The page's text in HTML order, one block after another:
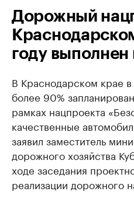
Дорожный
году выполнен
В Краснодарском крае
более 90%
рамках нацпроекта
качественные
заявил заместитель
дорожного хозяйства
ходе заседания
реализации дорожного